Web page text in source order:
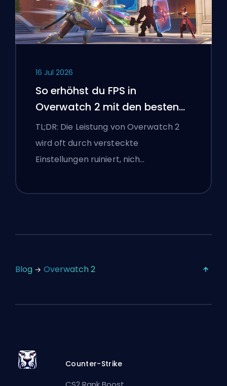
16 Jul 2026
So erhöhst du FPS in
Overwatch 2 mit den besten
Einstellungen
TL;DR: Die Leistung von Overwatch 2
wird oft durch versteckte
Einstellungen ruiniert, nich…
Blog Overwatch 2
Counter-Strike